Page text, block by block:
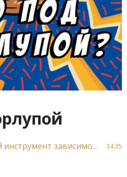
Мозг — главный инструмент зависимости 34:35